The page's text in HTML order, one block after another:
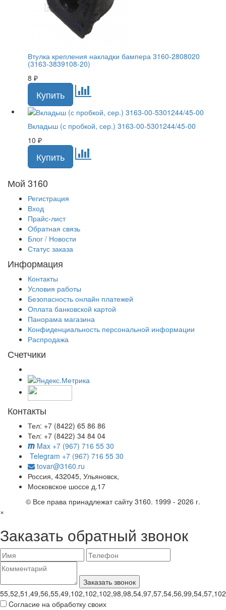
Втулка крепления накладки бампера 3160-2808020
(3163-3839108-20)
8 ₽
Вкладыш (с пробкой, сер.) 3163-00-5301244/45-00
10 ₽
Мой 3160
Регистрация
Вход
Прайс-лист
Обратная связь
Блог / Новости
Статус заказа
Информация
Контакты
Условия работы
Безопасность онлайн платежей
Оплата банковской картой
Панорама магазина
Конфиденциальность персональной информации
Распродажа
Счетчики
Контакты
Тел: +7 (8422) 65 86 86
Тел: +7 (8422) 34 84 04
Max +7 (967) 716 55 30
Telegram +7 (967) 716 55 30
tovar@3160.ru
Россия, 432045, Ульяновск,
Московское шоссе д.17
© Все права принадлежат сайту 3160. 1999 - 2026 г.
×
Заказать обратный звонок
Cогласие на обработку своих